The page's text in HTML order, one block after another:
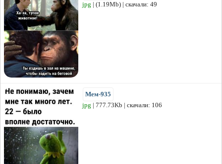
jpg | (1.19Mb) | скачали: 49
Мем-935
jpg | 777.73Kb | скачали: 106